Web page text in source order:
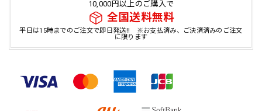
10,000円以上のご購入で
全国送料無料
平日は15時までのご注文で即日発送!! ※お支払済み、ご決済済みのご注文
に限ります